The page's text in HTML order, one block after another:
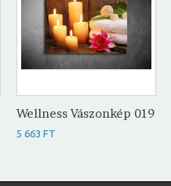
Wellness Vászonkép 019
5 663 FT